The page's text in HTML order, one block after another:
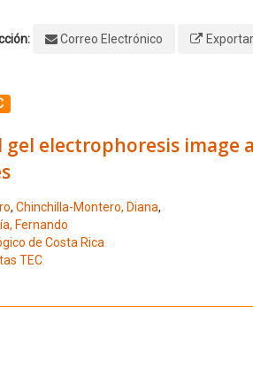
Correo Electrónico Exportar
1
electrophoresis image
, Chinchilla-Montero, Diana,
Fernando
de Costa Rica
TEC
2